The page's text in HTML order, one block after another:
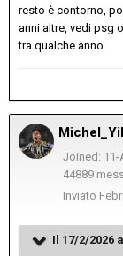
resto è contorno,
anni altre, vedi psg
tra qualche anno.
Joined: 11-
44889
Inviato
Il 17/2/2026